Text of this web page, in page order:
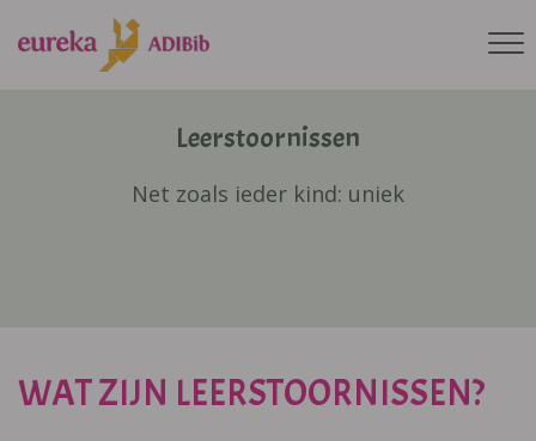
Leerstoornissen
Net zoals ieder kind: uniek
WAT ZIJN LEERSTOORNISSEN?